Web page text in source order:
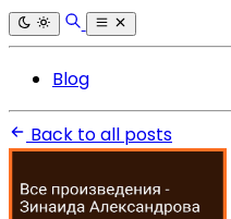
Blog
Back to all posts